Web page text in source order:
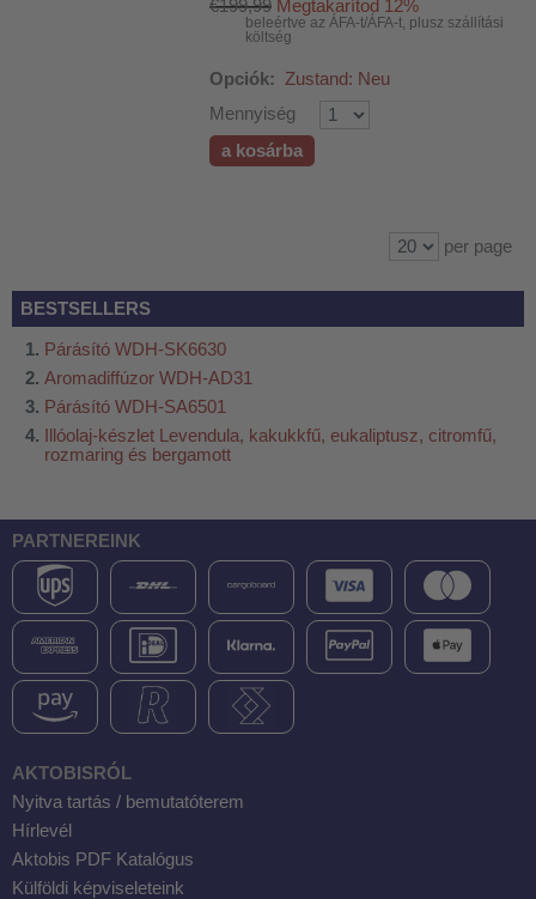
€199,99 Megtakarítod 12%
beleértve az ÁFA-t/ÁFA-t, plusz szállítási
költség
Opciók:
Zustand: Neu
Mennyiség
a kosárba
per page
BESTSELLERS
Párásító WDH-SK6630
Aromadiffúzor WDH-AD31
Párásító WDH-SA6501
Illóolaj-készlet Levendula, kakukkfű, eukaliptusz, citromfű,
rozmaring és bergamott
PARTNEREINK
AKTOBISRÓL
Nyitva tartás / bemutatóterem
Hírlevél
Aktobis PDF Katalógus
Külföldi képviseleteink